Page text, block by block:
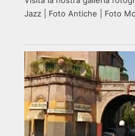
Jazz | Foto Antiche | Foto